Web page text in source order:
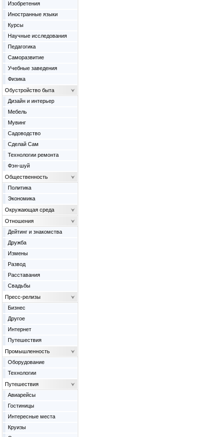
Изобретения
Иностранные языки
Курсы
Научные исследования
Педагогика
Саморазвитие
Учебные заведения
Физика
Обустройство быта
Дизайн и интерьер
Мебель
Мувинг
Садоводство
Сделай Сам
Технологии ремонта
Фэн-шуй
Общественность
Политика
Экономика
Окружающая среда
Отношения
Дейтинг и знакомства
Дружба
Измены
Развод
Расставания
Свадьбы
Пресс-релизы
Бизнес
Другое
Интернет
Путешествия
Промышленность
Оборудование
Технологии
Путешествия
Авиарейсы
Гостиницы
Интересные места
Круизы